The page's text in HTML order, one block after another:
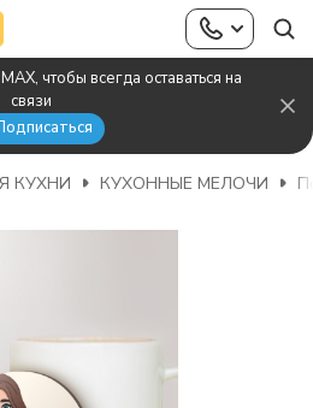
чтобы всегда оставаться на
связи
КУХНИ КУХОННЫЕ МЕЛОЧИ